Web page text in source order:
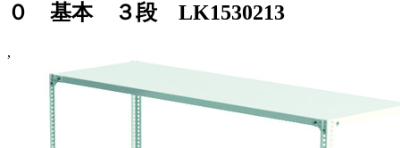
０ 基本 ３段 LK1530213
,